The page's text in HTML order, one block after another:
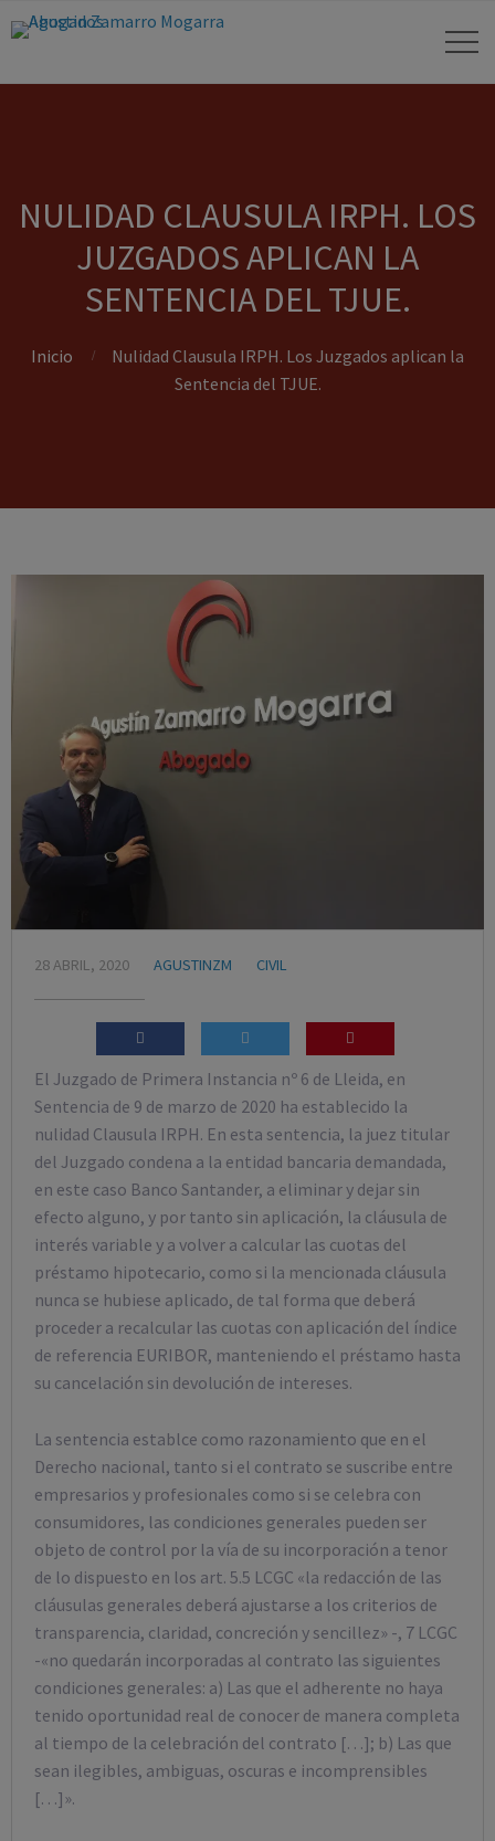
NULIDAD CLAUSULA IRPH. LOS
JUZGADOS APLICAN LA
SENTENCIA DEL TJUE.
Inicio
Nulidad Clausula IRPH. Los Juzgados aplican la
Sentencia del TJUE.
28 ABRIL, 2020 AGUSTINZM CIVIL
El Juzgado de Primera Instancia nº 6 de Lleida, en
Sentencia de 9 de marzo de 2020 ha establecido la
nulidad Clausula IRPH. En esta sentencia, la juez titular
del Juzgado condena a la entidad bancaria demandada,
en este caso Banco Santander, a eliminar y dejar sin
efecto alguno, y por tanto sin aplicación, la cláusula de
interés variable y a volver a calcular las cuotas del
préstamo hipotecario, como si la mencionada cláusula
nunca se hubiese aplicado, de tal forma que deberá
proceder a recalcular las cuotas con aplicación del índice
de referencia EURIBOR, manteniendo el préstamo hasta
su cancelación sin devolución de intereses.
La sentencia establce como razonamiento que en el
Derecho nacional, tanto si el contrato se suscribe entre
empresarios y profesionales como si se celebra con
consumidores, las condiciones generales pueden ser
objeto de control por la vía de su incorporación a tenor
de lo dispuesto en los art. 5.5 LCGC «la redacción de las
cláusulas generales deberá ajustarse a los criterios de
transparencia, claridad, concreción y sencillez» -, 7 LCGC
-«no quedarán incorporadas al contrato las siguientes
condiciones generales: a) Las que el adherente no haya
tenido oportunidad real de conocer de manera completa
al tiempo de la celebración del contrato […]; b) Las que
sean ilegibles, ambiguas, oscuras e incomprensibles
[…]».